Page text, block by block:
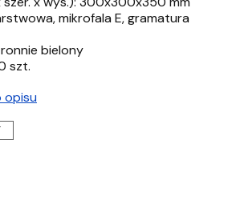
mikrofala E, gramatura
bielony
szt.
opisu